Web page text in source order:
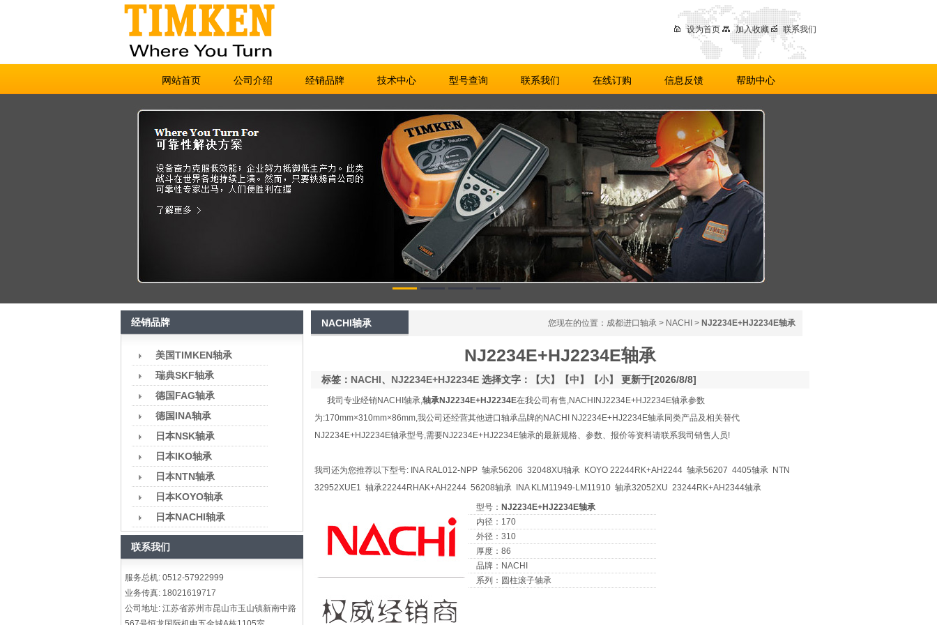
设为首页 加入收藏 联系我们
网站首页 公司介绍 经销品牌 技术中心 型号查询 联系我们 在线订购 信息反馈 帮助中心
经销品牌
美国TIMKEN轴承
瑞典SKF轴承
德国FAG轴承
德国INA轴承
日本NSK轴承
日本IKO轴承
日本NTN轴承
日本KOYO轴承
日本NACHI轴承
联系我们
服务总机: 0512-57922999
业务传真: 18021619717
公司地址: 江苏省苏州市昆山市玉山镇新南中路
NACHI轴承 您现在的位置： 成都进口轴承 > NACHI > NJ2234E+HJ2234E轴承
NJ2234E+HJ2234E轴承
标签： NACHI、 NJ2234E+HJ2234E 选择文字：【大】【中】【小】 更新于[2026/8/8]
我司专业经销NACHI轴承,轴承NJ2234E+HJ2234E在我公司有售,NACHINJ2234E+HJ2234E轴承参数
为:170mm×310mm×86mm,我公司还经营其他进口轴承品牌的NACHI NJ2234E+HJ2234E轴承同类产品及相关替代
NJ2234E+HJ2234E轴承型号,需要NJ2234E+HJ2234E轴承的最新规格、参数、报价等资料请联系我司销售人员!
我司还为您推荐以下型号: INA RAL012-NPP 轴承56206 32048XU轴承 KOYO 22244RK+AH2244 轴承56207 4405轴承 NTN
32952XUE1 轴承22244RHAK+AH2244 56208轴承 INA KLM11949-LM11910 轴承32052XU 23244RK+AH2344轴承
型号： NJ2234E+HJ2234E轴承
内径：170
外径：310
厚度：86
品牌：NACHI
系列：圆柱滚子轴承